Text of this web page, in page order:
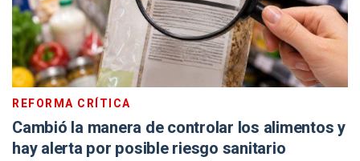
REFORMA CRÍTICA
Cambió la manera de controlar los alimentos y
hay alerta por posible riesgo sanitario